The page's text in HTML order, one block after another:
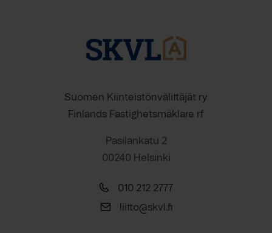
Suomen Kiinteistönvälittäjät ry
Finlands Fastighetsmäklare rf
Pasilankatu 2
00240 Helsinki
010 212 2777
liitto@skvl.fi